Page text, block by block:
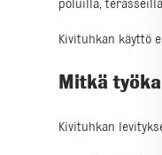
poluilla,
Kivituhkan käyttö
Mitkä
Kivituhkan